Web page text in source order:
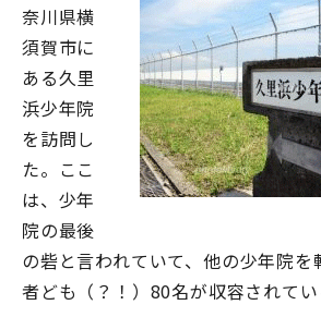
奈川県横
須賀市に
ある久里
浜少年院
を訪問し
た。ここ
は、少年
院の最後
の砦と言われていて、他の少年院を
者ども（？！）80名が収容されてい